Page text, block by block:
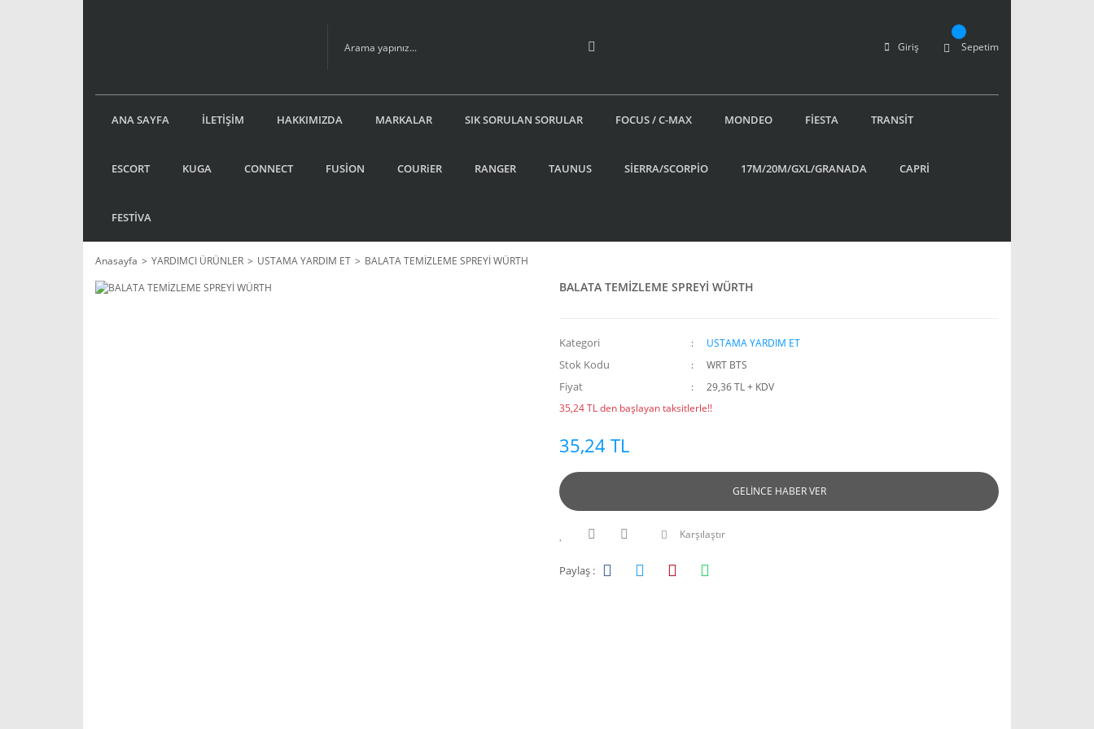
Giriş Sepetim
ANA SAYFA İLETİŞİM HAKKIMIZDA MARKALAR SIK SORULAN SORULAR FOCUS / C-MAX MONDEO FİESTA TRANSİT
ESCORT KUGA CONNECT FUSİON COURiER RANGER TAUNUS SİERRA/SCORPİO 17M/20M/GXL/GRANADA CAPRİ
FESTİVA
Anasayfa YARDIMCI ÜRÜNLER USTAMA YARDIM ET BALATA TEMİZLEME SPREYİ WÜRTH
BALATA TEMİZLEME SPREYİ WÜRTH
Kategori USTAMA YARDIM ET
Stok Kodu WRT BTS
Fiyat
29,36 TL + KDV
35,24 TL den başlayan taksitlerle!!
35,24 TL
GELİNCE HABER VER
Karşılaştır
Paylaş :